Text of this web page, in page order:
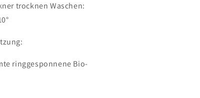
trocknen Waschen:
ringgesponnene Bio-